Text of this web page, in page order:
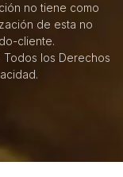
no tiene como
de esta no
cliente.
los Derechos